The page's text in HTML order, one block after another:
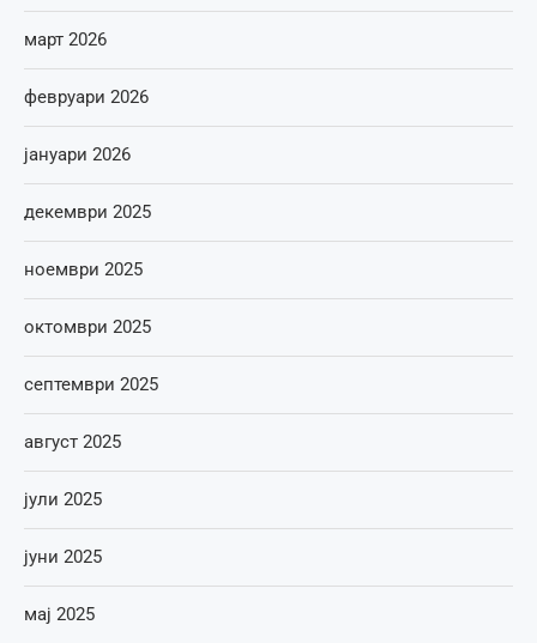
март 2026
февруари 2026
јануари 2026
декември 2025
ноември 2025
октомври 2025
септември 2025
август 2025
јули 2025
јуни 2025
мај 2025